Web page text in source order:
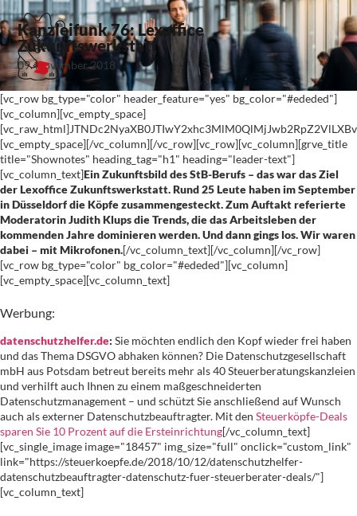
Kanzleifunk 76: Lexoffice
Zukunftswerkstatt
09. November 2018
[vc_row bg_type="color" header_feature="yes" bg_color="#ededed"]
[vc_column][vc_empty_space]
[vc_empty_space][/vc_column][/vc_row][vc_row][vc_column][grve_title
title="Shownotes" heading_tag="h1" heading="leader-text"]
[vc_column_text]Ein Zukunftsbild des StB-Berufs – das war das Ziel
der Lexoffice Zukunftswerkstatt. Rund 25 Leute haben im September
in Düsseldorf die Köpfe zusammengesteckt. Zum Auftakt referierte
Moderatorin Judith Klups die Trends, die das Arbeitsleben der
kommenden Jahre dominieren werden. Und dann gings los. Wir waren
dabei – mit Mikrofonen.[/vc_column_text][/vc_column][/vc_row]
[vc_row bg_type="color" bg_color="#ededed"][vc_column]
[vc_empty_space][vc_column_text]
Werbung:
datenschutzhelfer.de: Sie möchten endlich den Kopf wieder frei haben
und das Thema DSGVO abhaken können? Die Datenschutzgesellschaft
mbH aus Potsdam betreut bereits mehr als 40 Steuerberatungskanzleien
und verhilft auch Ihnen zu einem maßgeschneiderten
Datenschutzmanagement – und schützt Sie anschließend auf Wunsch
auch als externer Datenschutzbeauftragter. Mit den Steuerköpfe-Deals
sparen Sie 10 Prozent auf die Ersteinrichtung[/vc_column_text]
[vc_single_image image="18457" img_size="full" onclick="custom_link"
link="https://steuerkoepfe.de/2018/10/12/datenschutzhelfer-
datenschutzbeauftragter-datenschutz-fuer-steuerberater-deals/"]
[vc_column_text]